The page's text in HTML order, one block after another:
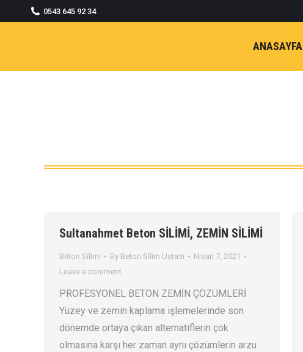
0543 645 92 34
ANASAYFA
Sultanahmet Beton SİLİMİ, ZEMİN SİLİMİ
Beton Silimi By Beton Silim Ustası
Nisan 7, 2021
Leave a comment
PROFESYONEL BETON ZEMİN ÇÖZÜMLERİ
Yüzey ve zemin kaplama işlemelerinde son
dönemde ortaya çıkan alternatiflerin çok
olmasına karşı her zaman aynı çözümlerin arzu